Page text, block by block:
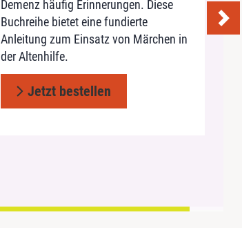
Jetzt bestellen
Demenz häufig Erinnerungen. Diese
Buchreihe bietet eine fundierte
Anleitung zum Einsatz von Märchen in
der Altenhilfe.
Jetzt bestellen
Standardausstattung. Anregende
Sprüche und Zitate eignen sich ideal
für die Kurzaktivierung zwischendurch!
Jetzt bestellen
Rätsel und Scherzfragen laden zum
Betrachten, Schmunzeln und
Mitmachen ein
Jetzt bestellen